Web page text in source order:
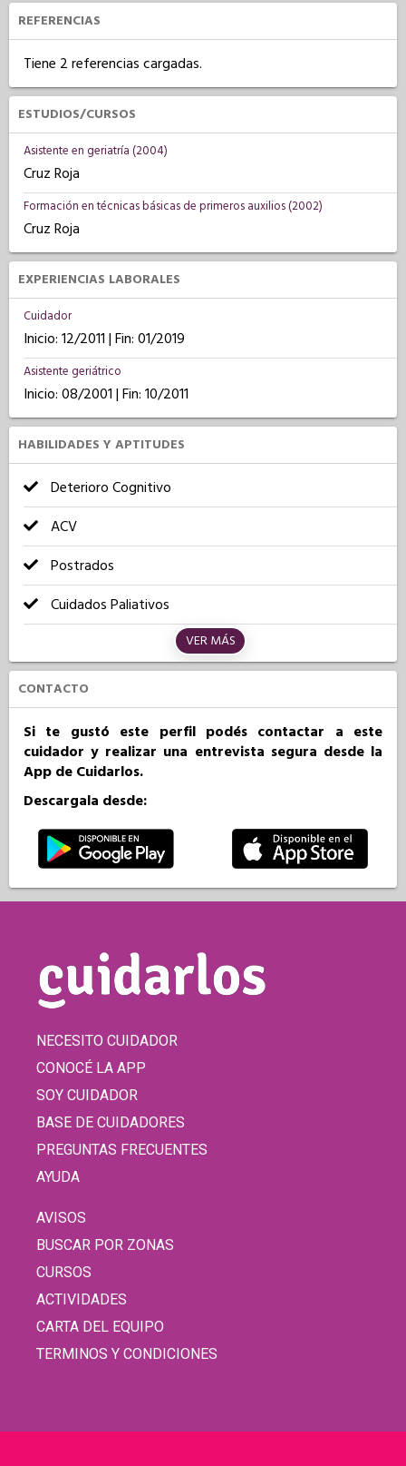
REFERENCIAS
Tiene 2 referencias cargadas.
ESTUDIOS/CURSOS
Asistente en geriatría (2004)
Cruz Roja
Formación en técnicas básicas de primeros auxilios (2002)
Cruz Roja
EXPERIENCIAS LABORALES
Cuidador
Inicio: 12/2011 | Fin: 01/2019
Asistente geriátrico
Inicio: 08/2001 | Fin: 10/2011
HABILIDADES Y APTITUDES
Deterioro Cognitivo
ACV
Postrados
Cuidados Paliativos
VER MÁS
CONTACTO
Si te gustó este perfil podés contactar a este
cuidador y realizar una entrevista segura desde la
App de Cuidarlos.
Descargala desde:
NECESITO CUIDADOR
CONOCÉ LA APP
SOY CUIDADOR
BASE DE CUIDADORES
PREGUNTAS FRECUENTES
AYUDA
AVISOS
BUSCAR POR ZONAS
CURSOS
ACTIVIDADES
CARTA DEL EQUIPO
TERMINOS Y CONDICIONES